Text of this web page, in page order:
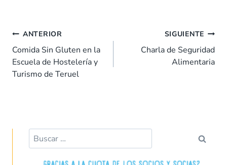
b
o
o
s
A
p
dI
n
es
ar
Navegación
de
entradas
ANTERIOR
Comida Sin Gluten en la
Escuela de Hostelería y
Turismo de Teruel
SIGUIENTE
Charla de Seguridad
Alimentaria
Buscar: